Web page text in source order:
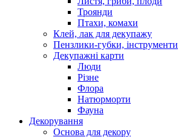
Троянди
Птахи, комахи
Клей, лак для декупажу
Пензлики-губки, інструменти
Декупажні карти
Люди
Різне
Флора
Натюрморти
Фауна
Декорування
Основа для декору